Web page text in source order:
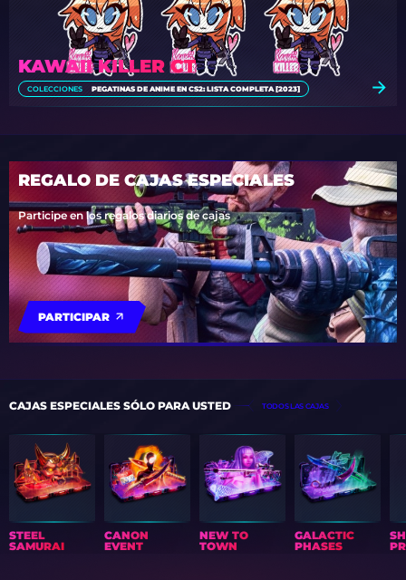
KAWAII KILLER CT
COLECCIONES PEGATINAS DE ANIME EN CS2: LISTA COMPLETA [2023]
REGALO DE CAJAS ESPECIALES
Participe en los regalos diarios de cajas
PARTICIPAR
CAJAS ESPECIALES SÓLO PARA USTED TODOS LAS CAJAS
STEEL
SAMURAI
CANON
EVENT
NEW TO
TOWN
GALACTIC
PHASES